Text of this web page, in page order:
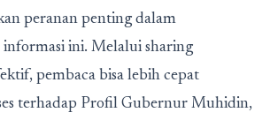
peranan penting dalam
ini. Melalui sharing
pembaca bisa lebih cepat
terhadap Profil Gubernur Muhidin,